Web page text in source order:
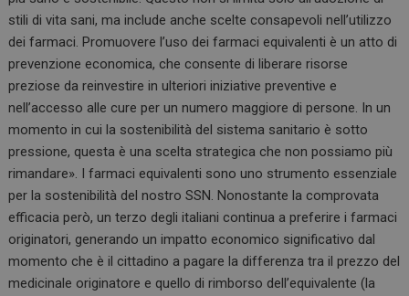
stili di vita sani, ma include anche scelte consapevoli nell’utilizzo
dei farmaci. Promuovere l’uso dei farmaci equivalenti è un atto di
prevenzione economica, che consente di liberare risorse
preziose da reinvestire in ulteriori iniziative preventive e
nell’accesso alle cure per un numero maggiore di persone. In un
momento in cui la sostenibilità del sistema sanitario è sotto
pressione, questa è una scelta strategica che non possiamo più
rimandare». I farmaci equivalenti sono uno strumento essenziale
per la sostenibilità del nostro SSN. Nonostante la comprovata
efficacia però, un terzo degli italiani continua a preferire i farmaci
originatori, generando un impatto economico significativo dal
momento che è il cittadino a pagare la differenza tra il prezzo del
medicinale originatore e quello di rimborso dell’equivalente (la